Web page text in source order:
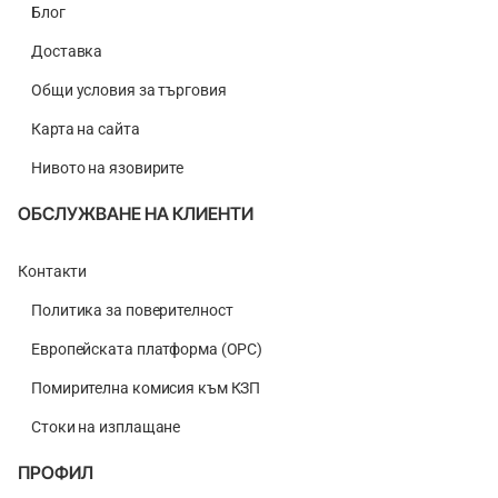
Блог
Доставка
Общи условия за търговия
Карта на сайта
Нивото на язовирите
ОБСЛУЖВАНЕ НА КЛИЕНТИ
Контакти
Политика за поверителност
Европейската платформа (ОРС)
Помирителна комисия към КЗП
Стоки на изплащане
ПРОФИЛ